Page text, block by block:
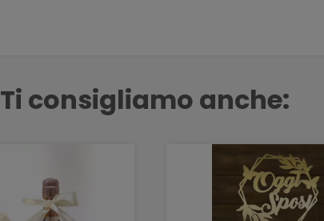
Ti consigliamo anche: